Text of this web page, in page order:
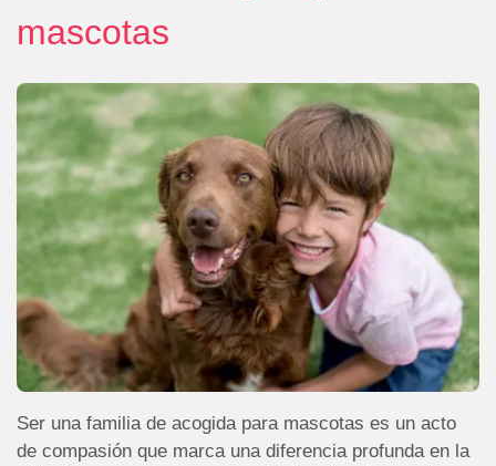
mascotas
Ser una familia de acogida para mascotas es un acto
de compasión que marca una diferencia profunda en la